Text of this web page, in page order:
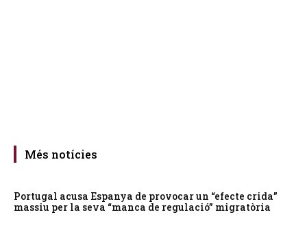
Més notícies
Portugal acusa Espanya de provocar un “efecte crida”
massiu per la seva “manca de regulació” migratòria